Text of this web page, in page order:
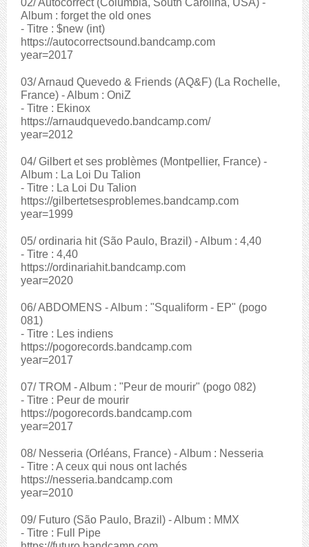
02/ Autocorrect (Columbia, South Carolina, USA) -
Album : forget the old ones
- Titre : $new (int)
https://autocorrectsound.bandcamp.com
year=2017
03/ Arnaud Quevedo & Friends (AQ&F) (La Rochelle,
France) - Album : OniZ
- Titre : Ekinox
https://arnaudquevedo.bandcamp.com/
year=2012
04/ Gilbert et ses problèmes (Montpellier, France) -
Album : La Loi Du Talion
- Titre : La Loi Du Talion
https://gilbertetsesproblemes.bandcamp.com
year=1999
05/ ordinaria hit (São Paulo, Brazil) - Album : 4,40
- Titre : 4,40
https://ordinariahit.bandcamp.com
year=2020
06/ ABDOMENS - Album : "Squaliform - EP" (pogo
081)
- Titre : Les indiens
https://pogorecords.bandcamp.com
year=2017
07/ TROM - Album : "Peur de mourir" (pogo 082)
- Titre : Peur de mourir
https://pogorecords.bandcamp.com
year=2017
08/ Nesseria (Orléans, France) - Album : Nesseria
- Titre : A ceux qui nous ont lachés
https://nesseria.bandcamp.com
year=2010
09/ Futuro (São Paulo, Brazil) - Album : MMX
- Titre : Full Pipe